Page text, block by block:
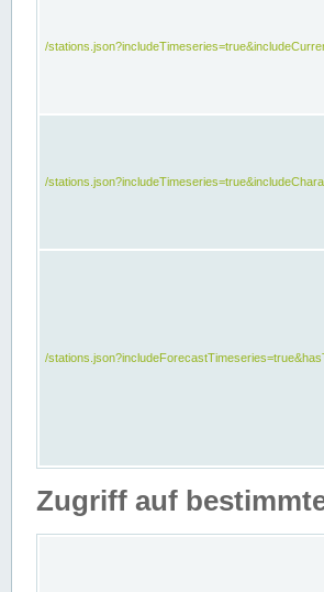
/
/
/
Zugriff auf